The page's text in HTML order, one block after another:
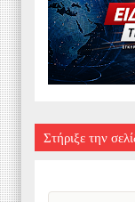
Στήριξε την